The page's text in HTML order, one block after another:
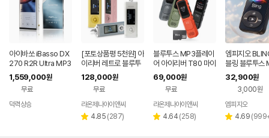
아이바쏘 iBasso DX
270 R2R Ultra MP3
1,559,000원
무료
덕력상승
[포토상품평 5천원] 아
이리버 레트로 블루투
스 MP3플레이어 iFP-
10 프리즘 MP3 64G
B 컬러LCD 블루투스
인아웃 FLAC FM라디
오 소형 음성녹음
128,000원
무료
라온제나아이앤씨
별 4.85 리
(287)
블루투스 MP3플레이
어 아이리버 T80 마이
크로SD 16GB
69,000원
무료
라온제나아이앤씨
별 4.64 리
(258)
엠피지오
블링 블루투스
초소형 클립형
MP3플레이어
32,900원
3,000원
엠피지오
별 4.69 리
(